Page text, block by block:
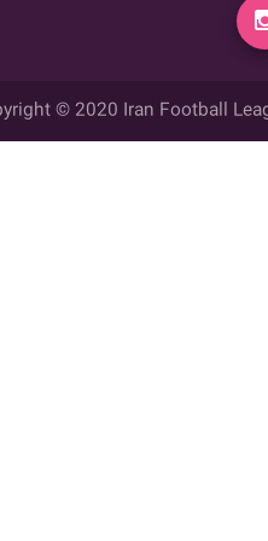
© 2020 Iran Football